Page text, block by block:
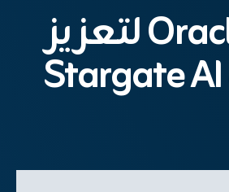
شراكة OpenAI وOracle لتعزيز